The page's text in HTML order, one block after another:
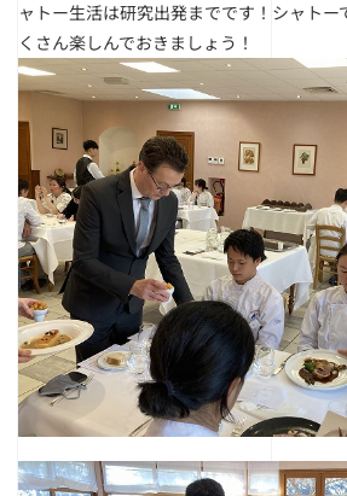
ャトー生活は研究出発までです！シャトー
くさん楽しんでおきましょう！